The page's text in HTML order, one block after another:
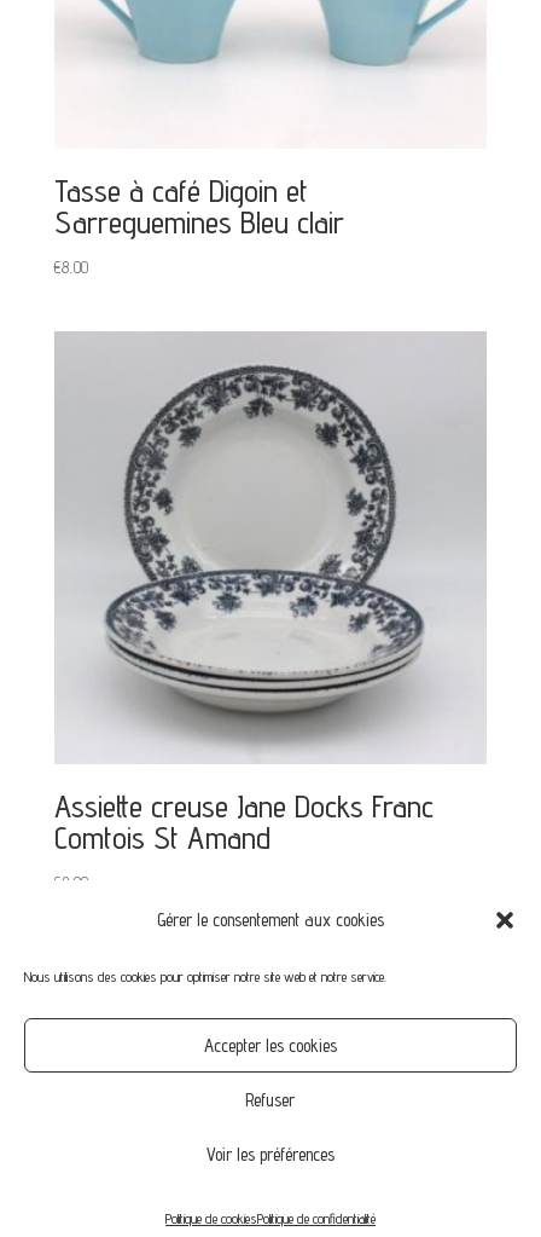
Gérer le consentement aux cookies
Nous utilisons des cookies pour optimiser notre site web et notre service.
Accepter les cookies
Refuser
Voir les préférences
Politique de cookiesPolitique de confidentialité
Tasse à café Digoin et
Sarreguemines Bleu clair
€8,00
Assiette creuse Jane Docks Franc
Comtois St Amand
€8,00
Mot de passe perdu
© Vintage-Family.fr 2020 | by Agence NikO